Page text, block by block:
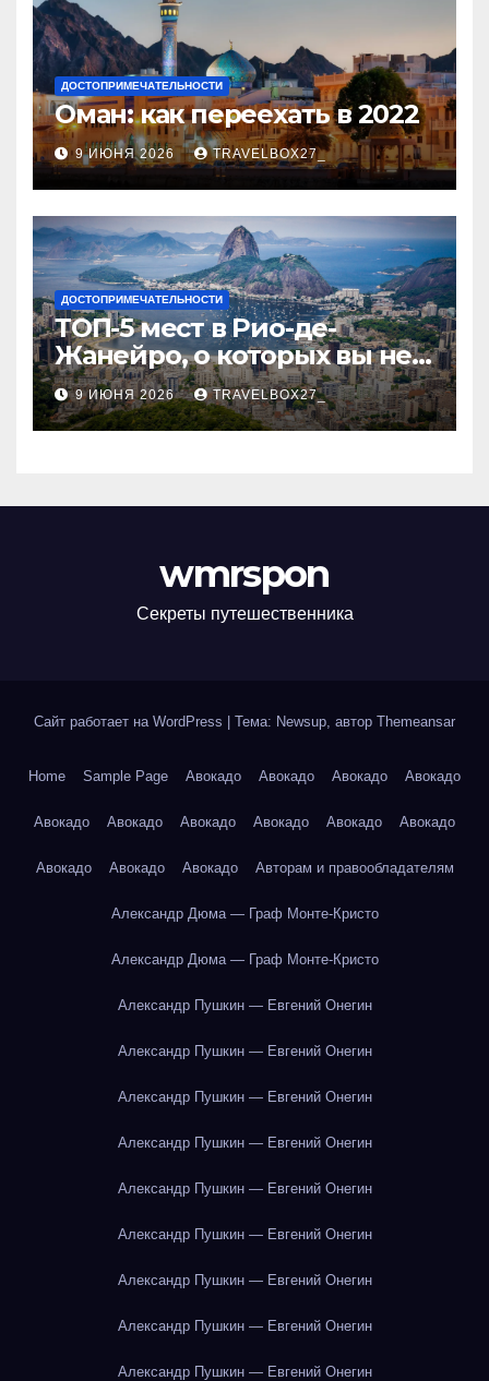
ДОСТОПРИМЕЧАТЕЛЬНОСТИ
Оман: как переехать в 2022
9 ИЮНЯ 2026 TRAVELBOX27_
ДОСТОПРИМЕЧАТЕЛЬНОСТИ
ТОП-5 мест в Рио-де-
Жанейро, о которых вы не
знали
9 ИЮНЯ 2026 TRAVELBOX27_
wmrspon
Секреты путешественника
Сайт работает на WordPress Тема: Newsup, автор Themeansar
Home Sample Page Авокадо Авокадо Авокадо Авокадо
Авокадо Авокадо Авокадо Авокадо Авокадо Авокадо
Авокадо Авокадо Авокадо Авторам и правообладателям
Александр Дюма — Граф Монте-Кристо
Александр Дюма — Граф Монте-Кристо
Александр Пушкин — Евгений Онегин
Александр Пушкин — Евгений Онегин
Александр Пушкин — Евгений Онегин
Александр Пушкин — Евгений Онегин
Александр Пушкин — Евгений Онегин
Александр Пушкин — Евгений Онегин
Александр Пушкин — Евгений Онегин
Александр Пушкин — Евгений Онегин
Александр Пушкин — Евгений Онегин